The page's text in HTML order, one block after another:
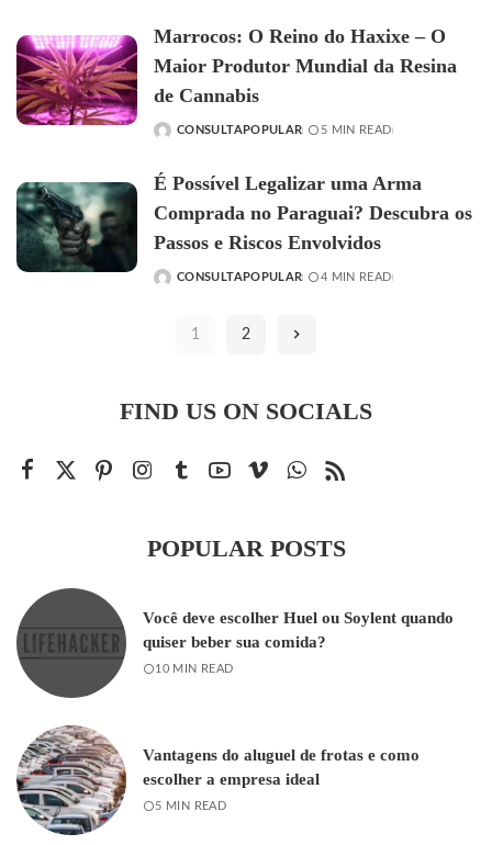
Marrocos: O Reino do Haxixe – O
Maior Produtor Mundial da Resina
de Cannabis
POSTED
CONSULTAPOPULAR 5 MIN READ
É Possível Legalizar uma Arma
Comprada no Paraguai? Descubra os
Passos e Riscos Envolvidos
POSTED
CONSULTAPOPULAR 4 MIN READ
1 2
FIND US ON SOCIALS
POPULAR POSTS
Você deve escolher Huel ou Soylent quando
quiser beber sua comida?
10 MIN READ
Vantagens do aluguel de frotas e como
escolher a empresa ideal
5 MIN READ